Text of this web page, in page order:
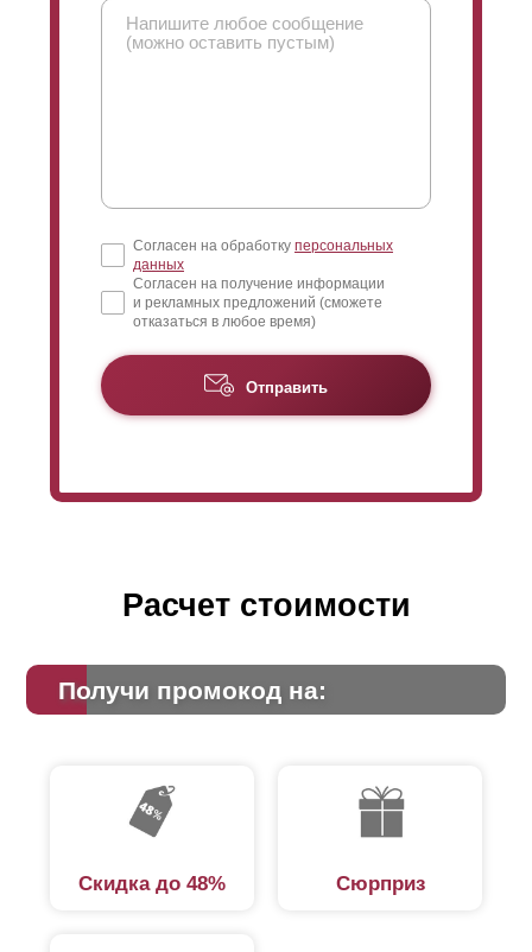
Согласен на обработку персональных
данных
Согласен на получение информации
и рекламных предложений (сможете
отказаться в любое время)
Отправить
Расчет стоимости
Получи промокод на:
Скидка до 48% Сюрприз